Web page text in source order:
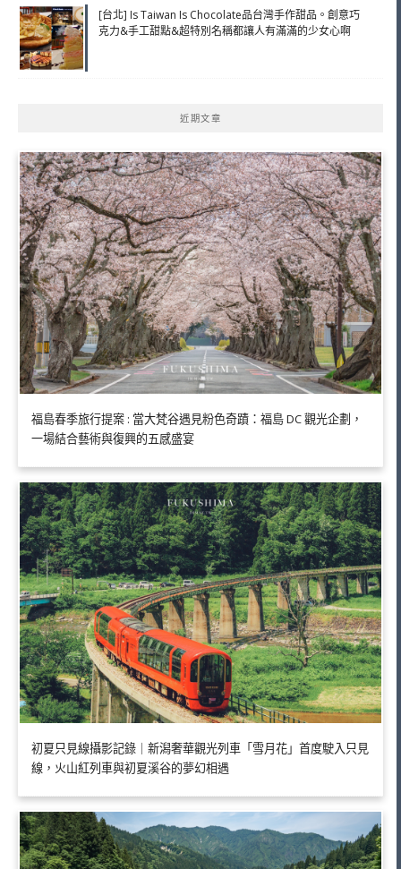
[台北] Is Taiwan Is Chocolate品台灣手作甜品。創意巧
克力&手工甜點&超特別名稱都讓人有滿滿的少女心啊
近期文章
福島春季旅行提案 : 當大梵谷遇見粉色奇蹟：福島 DC 觀光企劃，
一場結合藝術與復興的五感盛宴
初夏只見線攝影記錄｜新潟奢華觀光列車「雪月花」首度駛入只見
線，火山紅列車與初夏溪谷的夢幻相遇